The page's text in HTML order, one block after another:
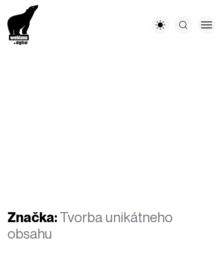
Značka:Tvorba unikátneho
obsahu